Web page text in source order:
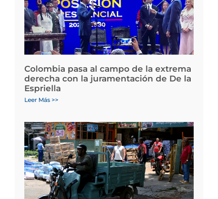
Colombia pasa al campo de la extrema
derecha con la juramentación de De la
Espriella
Leer Más >>